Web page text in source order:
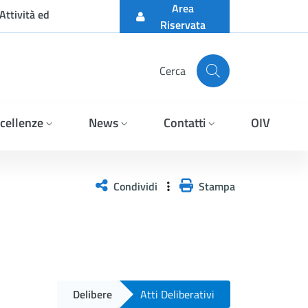
ed
Area
Riservata
Cerca
News Contatti OIV
Condividi Stampa
Delibere Atti Deliberativi